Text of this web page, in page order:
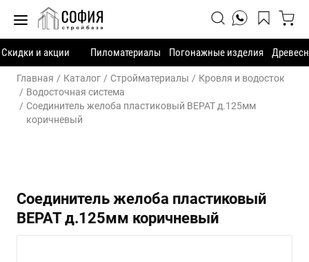
Скидки и акции Пиломатериалы Погонажные изделия
Главная Каталог Стройматериалы
Кровля и водосток
Водосточная система
Соединитель желоба пластиковый ВЕРАТ д.125мм
коричневый
Соединитель желоба пластиковый
ВЕРАТ д.125мм коричневый